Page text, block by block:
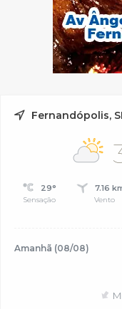
Fernandópolis,
29°
Sensação
7.16
Vento
Amanhã (08/08)